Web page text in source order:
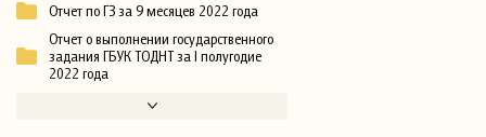
Отчет по ГЗ за 9 месяцев 2022 года
Отчет о выполнении государственного
задания ГБУК ТОДНТ за I полугодие
2022 года